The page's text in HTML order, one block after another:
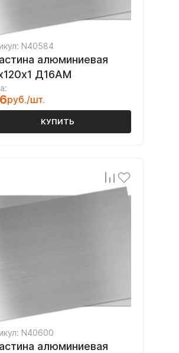
N40584
алюминиевая
Д16АМ
руб./шт.
КУПИТЬ
N40600
алюминиевая